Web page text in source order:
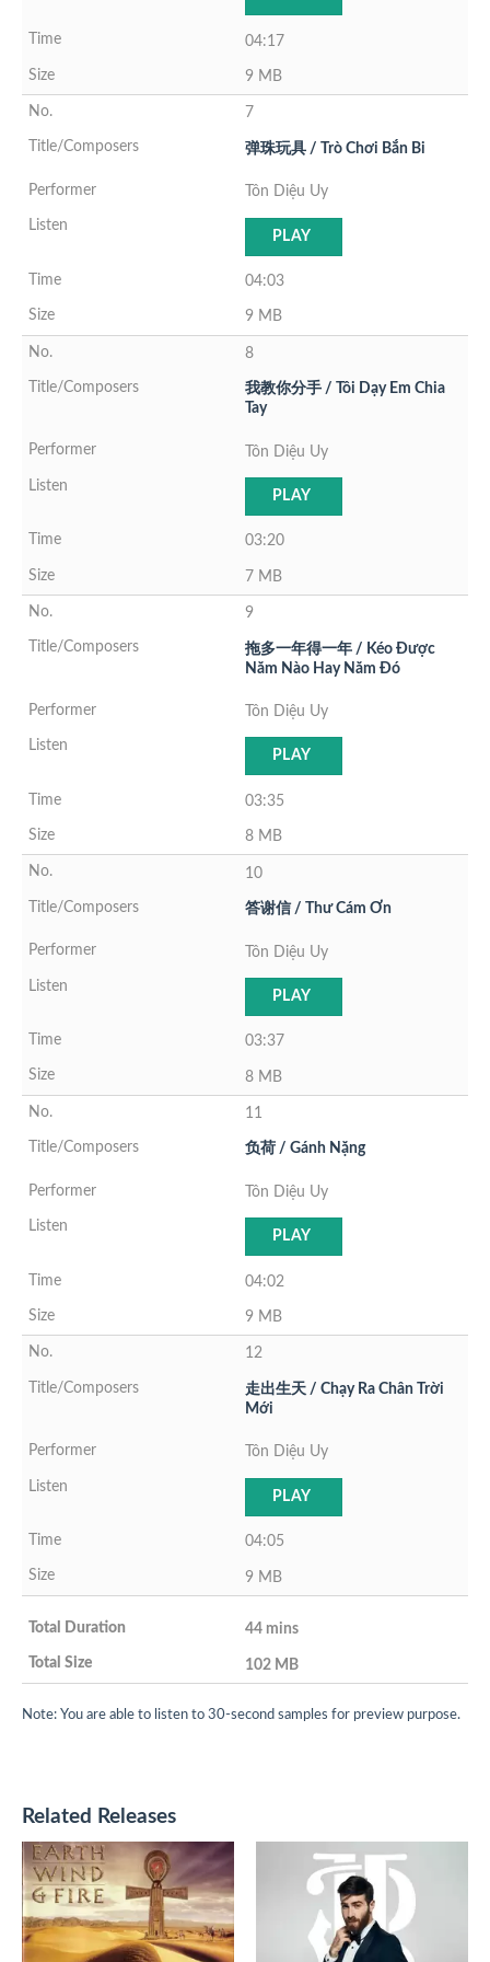
04:17
9 MB
7
弹珠玩具 / Trò Chơi Bắn Bi
Tôn Diệu Uy
PLAY
04:03
9 MB
8
我教你分手 / Tôi Dạy Em Chia
Tay
Tôn Diệu Uy
PLAY
03:20
7 MB
9
拖多一年得一年 / Kéo Được
Năm Nào Hay Năm Đó
Tôn Diệu Uy
PLAY
03:35
8 MB
10
答谢信 / Thư Cám Ơn
Tôn Diệu Uy
PLAY
03:37
8 MB
11
负荷 / Gánh Nặng
Tôn Diệu Uy
PLAY
04:02
9 MB
12
走出生天 / Chạy Ra Chân Trời
Mới
Tôn Diệu Uy
PLAY
04:05
9 MB
44 mins
102 MB
Note: You are able to listen to 30-second samples for preview purpose.
Related Releases